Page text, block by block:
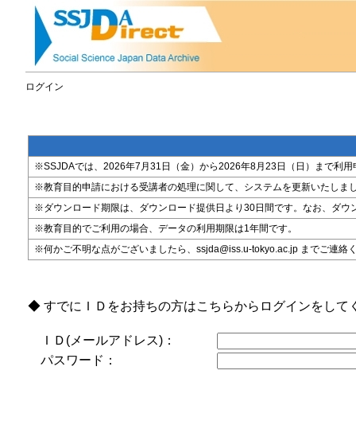
ログイン
※SSJDAでは、2026年7月31日（金）から2026年8月23日（日）まで利
※教育目的申請における受講者の処理に関して、システムを更新いたしま
※ダウンロード期限は、ダウンロード提供日より30日間です。なお、ダ
※教育目的でご利用の場合、データの利用期限は1年間です。
※何かご不明な点がございましたら、ssjda@iss.u-tokyo.ac.jp までご連絡
◆ すでにＩＤをお持ちの方はこちらからログインをして
ＩＤ(メールアドレス)：
パスワード：